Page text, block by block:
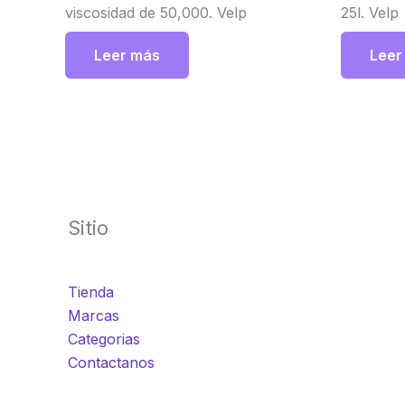
viscosidad de 50,000. Velp
Leer más
25l. Velp
Sitio
Tienda
Marcas
Categorias
Contactanos